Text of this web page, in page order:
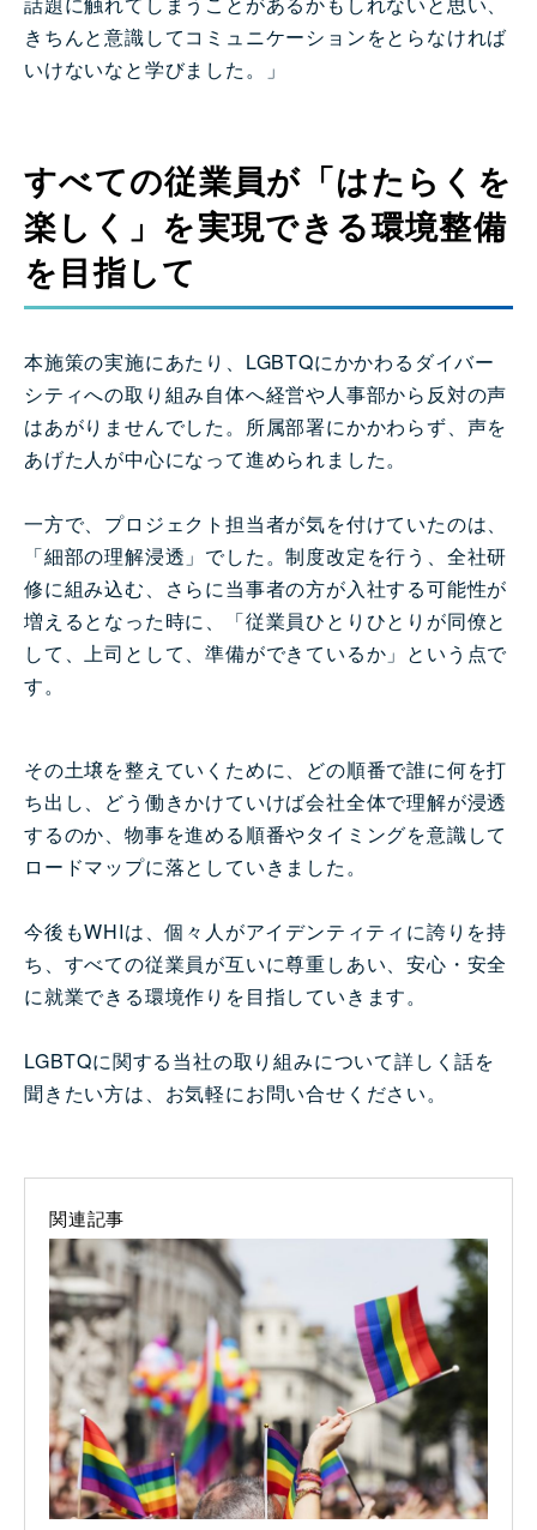
きちんと意識してコミュニケーションをとらなければ
いけないなと学びました。」
すべての従業員が「はたらくを
楽しく」を実現できる環境整備
を目指して
本施策の実施にあたり、LGBTQにかかわるダイバー
シティへの取り組み自体へ経営や人事部から反対の声
はあがりませんでした。所属部署にかかわらず、声を
あげた人が中心になって進められました。
一方で、プロジェクト担当者が気を付けていたのは、
「細部の理解浸透」でした。制度改定を行う、全社研
修に組み込む、さらに当事者の方が入社する可能性が
増えるとなった時に、「従業員ひとりひとりが同僚と
して、上司として、準備ができているか」という点で
す。
その土壌を整えていくために、どの順番で誰に何を打
ち出し、どう働きかけていけば会社全体で理解が浸透
するのか、物事を進める順番やタイミングを意識して
ロードマップに落としていきました。
今後もWHIは、個々人がアイデンティティに誇りを持
ち、すべての従業員が互いに尊重しあい、安心・安全
に就業できる環境作りを目指していきます。
LGBTQに関する当社の取り組みについて詳しく話を
聞きたい方は、お気軽にお問い合せください。
関連記事